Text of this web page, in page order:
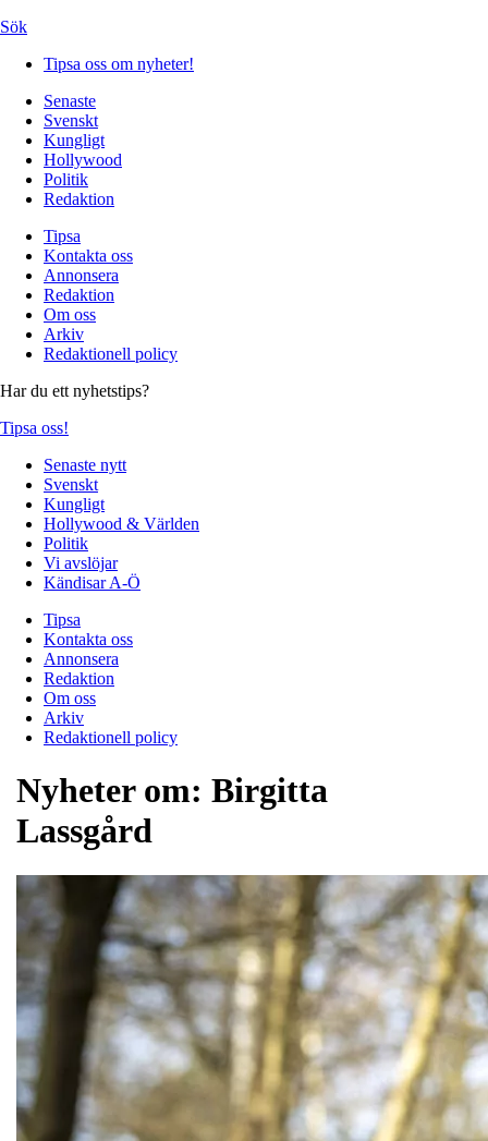
Sök
Tipsa oss om nyheter!
Senaste
Svenskt
Kungligt
Hollywood
Politik
Redaktion
Tipsa
Kontakta oss
Annonsera
Redaktion
Om oss
Arkiv
Redaktionell policy
Har du ett nyhetstips?
Tipsa oss!
Senaste nytt
Svenskt
Kungligt
Hollywood & Världen
Politik
Vi avslöjar
Kändisar A-Ö
Tipsa
Kontakta oss
Annonsera
Redaktion
Om oss
Arkiv
Redaktionell policy
Nyheter om: Birgitta
Lassgård